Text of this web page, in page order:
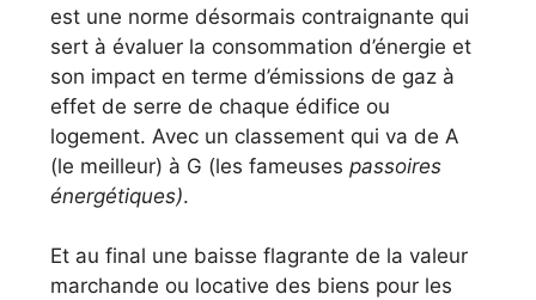
est une norme désormais contraignante qui
sert à évaluer la consommation d’énergie et
son impact en terme d’émissions de gaz à
effet de serre de chaque édifice ou
logement. Avec un classement qui va de A
(le meilleur) à G (les fameuses passoires
énergétiques).
Et au final une baisse flagrante de la valeur
marchande ou locative des biens pour les